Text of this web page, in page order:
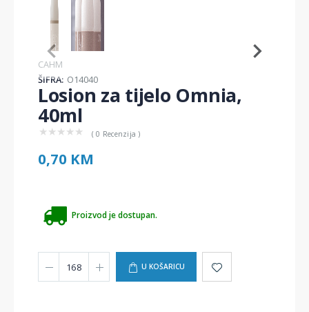
Item
1
of
2
CAHM
ŠIFRA: O14040
Losion za tijelo Omnia,
40ml
★ ★ ★ ★ ★ ( 0 Recenzija )
0,70 KM
Proizvod je dostupan.
U KOŠARICU